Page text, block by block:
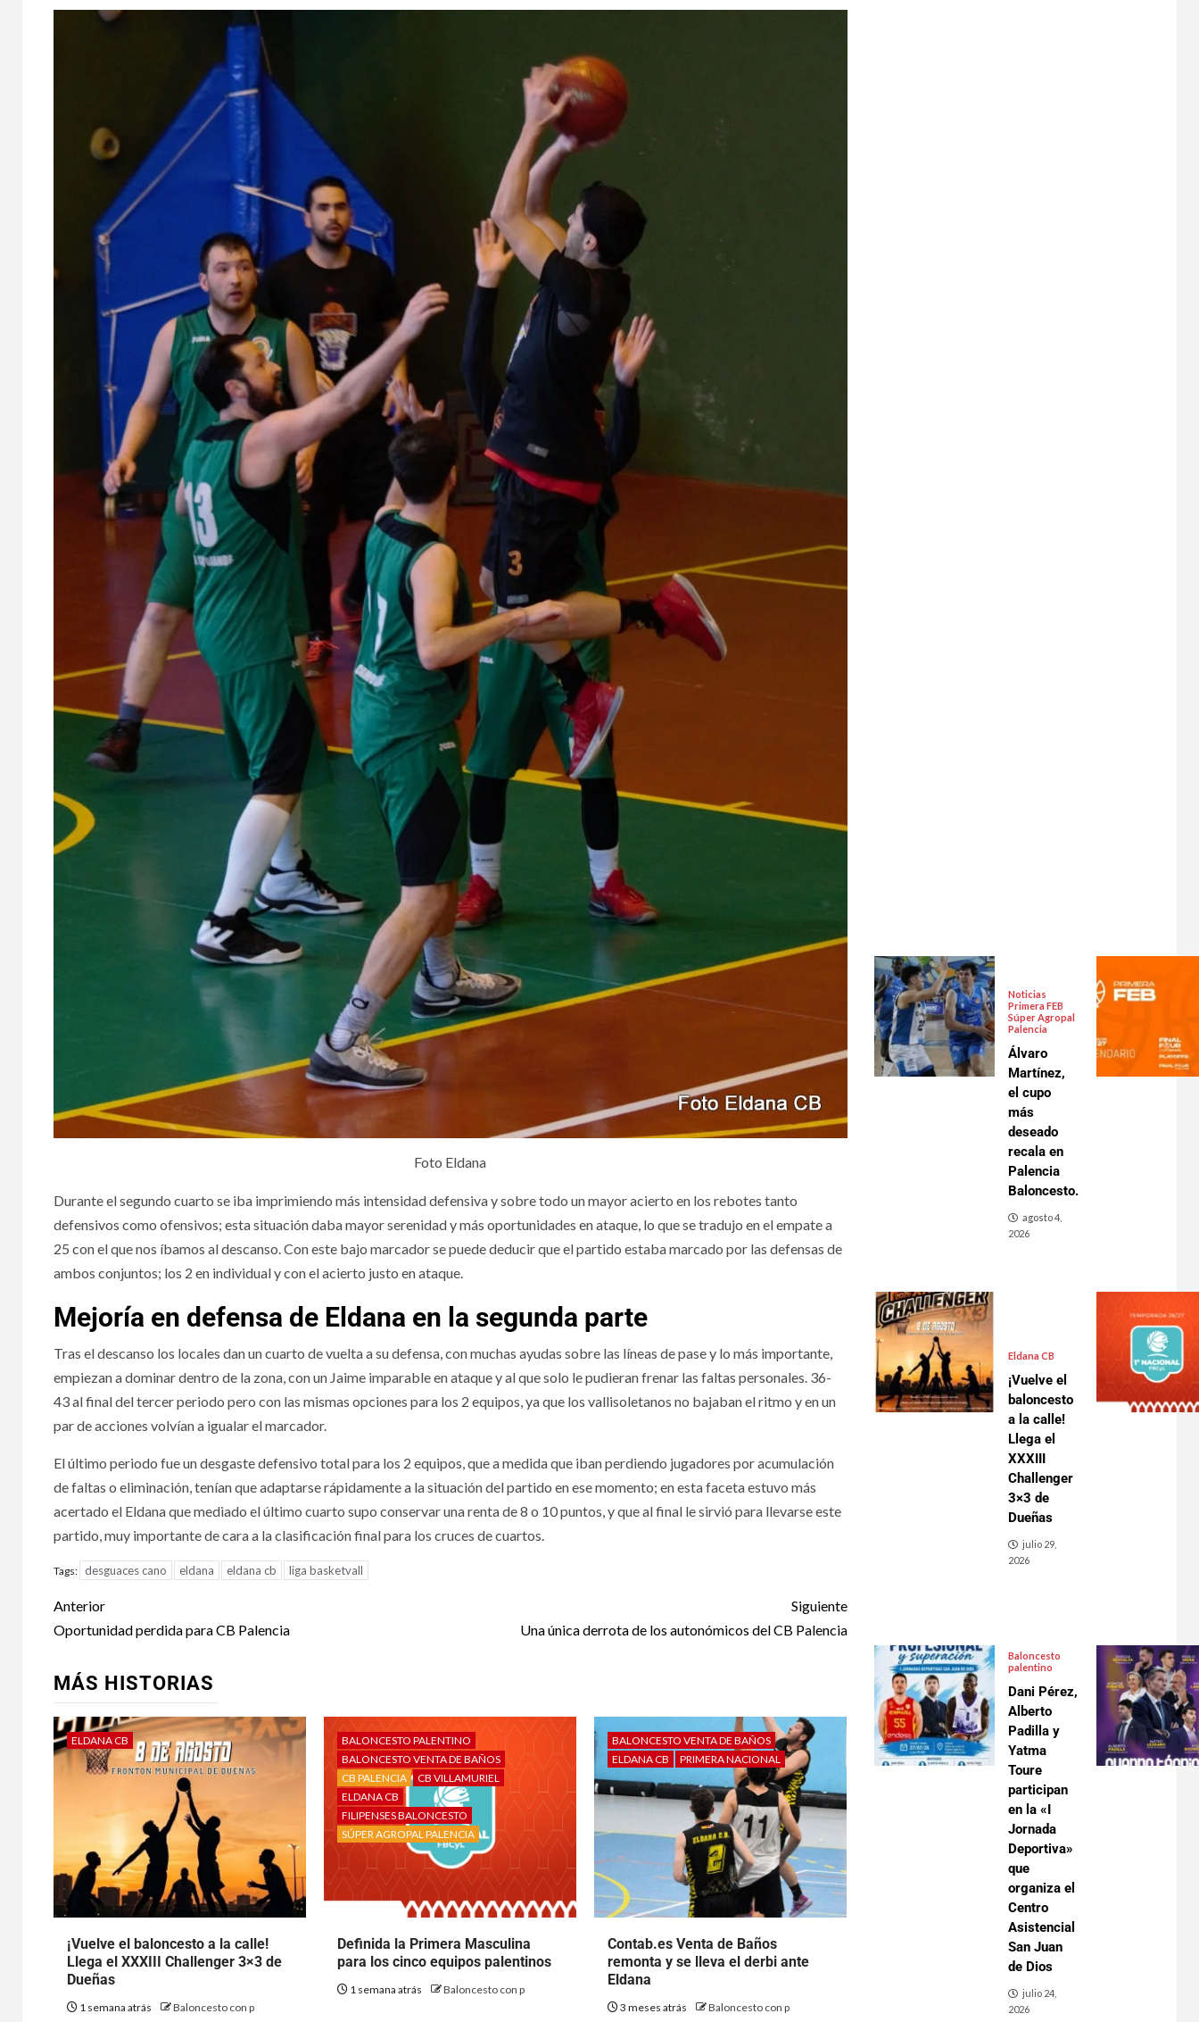
Foto Eldana
Durante el segundo cuarto se iba imprimiendo más intensidad defensiva y sobre todo un mayor acierto en los rebotes tanto
defensivos como ofensivos; esta situación daba mayor serenidad y más oportunidades en ataque, lo que se tradujo en el empate a
25 con el que nos íbamos al descanso. Con este bajo marcador se puede deducir que el partido estaba marcado por las defensas de
ambos conjuntos; los 2 en individual y con el acierto justo en ataque.
Mejoría en defensa de Eldana en la segunda parte
Tras el descanso los locales dan un cuarto de vuelta a su defensa, con muchas ayudas sobre las líneas de pase y lo más importante,
empiezan a dominar dentro de la zona, con un Jaime imparable en ataque y al que solo le pudieran frenar las faltas personales. 36-
43 al final del tercer periodo pero con las mismas opciones para los 2 equipos, ya que los vallisoletanos no bajaban el ritmo y en un
par de acciones volvían a igualar el marcador.
El último periodo fue un desgaste defensivo total para los 2 equipos, que a medida que iban perdiendo jugadores por acumulación
de faltas o eliminación, tenían que adaptarse rápidamente a la situación del partido en ese momento; en esta faceta estuvo más
acertado el Eldana que mediado el último cuarto supo conservar una renta de 8 o 10 puntos, y que al final le sirvió para llevarse este
partido, muy importante de cara a la clasificación final para los cruces de cuartos.
Tags: desguaces cano eldana eldana cb liga basketvall
Anterior
Oportunidad perdida para CB Palencia
Siguiente
Una única derrota de los autonómicos del CB Palencia
MÁS HISTORIAS
ELDANA CB
¡Vuelve el baloncesto a la calle!
Llega el XXXIII Challenger 3×3 de
Dueñas
1 semana atrás Baloncesto con p
BALONCESTO PALENTINO
BALONCESTO VENTA DE BAÑOS
CB PALENCIA
CB VILLAMURIEL
ELDANA CB
FILIPENSES BALONCESTO
SÚPER AGROPAL PALENCIA
Definida la Primera Masculina
para los cinco equipos palentinos
1 semana atrás Baloncesto con p
BALONCESTO VENTA DE BAÑOS
ELDANA CB
PRIMERA NACIONAL
Contab.es Venta de Baños
remonta y se lleva el derbi ante
Eldana
3 meses atrás Baloncesto con p
Noticias
Primera FEB
Súper Agropal
Palencia
Álvaro
Martínez,
el cupo
más
deseado
recala en
Palencia
Baloncesto.
agosto 4,
2026
Eldana CB
¡Vuelve el
baloncesto
a la calle!
Llega el
XXXIII
Challenger
3×3 de
Dueñas
julio 29,
2026
Baloncesto
palentino
Dani Pérez,
Alberto
Padilla y
Yatma
Toure
participan
en la «I
Jornada
Deportiva»
que
organiza el
Centro
Asistencial
San Juan
de Dios
julio 24,
2026